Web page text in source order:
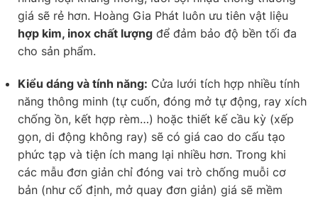
giá sẽ rẻ hơn. Hoàng Gia Phát luôn ưu tiên vật liệu
hợp kim, inox chất lượng để đảm bảo độ bền tối đa
cho sản phẩm.
Kiểu dáng và tính năng: Cửa lưới tích hợp nhiều tính
năng thông minh (tự cuốn, đóng mở tự động, ray xích
chống ồn, kết hợp rèm…) hoặc thiết kế cầu kỳ (xếp
gọn, di động không ray) sẽ có giá cao do cấu tạo
phức tạp và tiện ích mang lại nhiều hơn. Trong khi
các mẫu đơn giản chỉ đóng vai trò chống muỗi cơ
bản (như cố định, mở quay đơn giản) giá sẽ mềm